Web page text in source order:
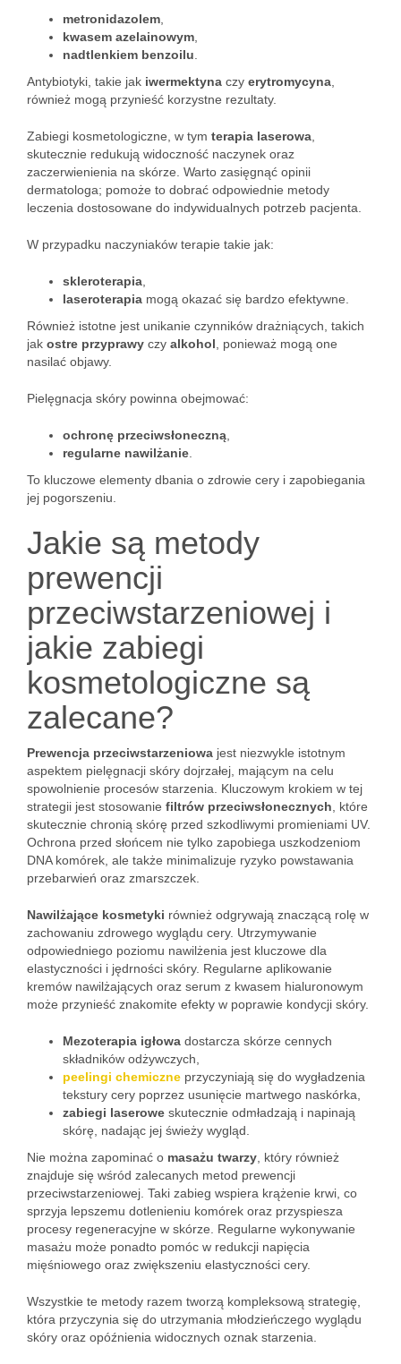
metronidazolem
kwasem azelainowym
nadtlenkiem benzoilu
Antybiotyki, takie jak iwermektyna czy erytromycyna
również mogą przynieść korzystne rezultaty.
Zabiegi kosmetologiczne, w tym terapia laserowa
skutecznie redukują widoczność naczynek oraz
zaczerwienienia na skórze. Warto zasięgnąć opinii
dermatologa; pomoże to dobrać odpowiednie metody
leczenia dostosowane do indywidualnych potrzeb pacjenta.
W przypadku naczyniaków terapie takie jak:
skleroterapia
laseroterapia mogą okazać się bardzo efektywne.
Również istotne jest unikanie czynników drażniących, takich
jak ostre przyprawy czy alkohol , ponieważ mogą one
nasilać objawy.
Pielęgnacja skóry powinna obejmować:
ochronę przeciwsłoneczną
regularne nawilżanie
To kluczowe elementy dbania o zdrowie cery i zapobiegania
jej pogorszeniu.
Jakie są metody
prewencji
przeciwstarzeniowej i
jakie zabiegi
kosmetologiczne są
zalecane?
Prewencja przeciwstarzeniowa jest niezwykle istotnym
aspektem pielęgnacji skóry dojrzałej, mającym na celu
spowolnienie procesów starzenia. Kluczowym krokiem w tej
strategii jest stosowanie filtrów przeciwsłonecznych , które
skutecznie chronią skórę przed szkodliwymi promieniami UV.
Ochrona przed słońcem nie tylko zapobiega uszkodzeniom
DNA komórek, ale także minimalizuje ryzyko powstawania
przebarwień oraz zmarszczek.
Nawilżające kosmetyki również odgrywają znaczącą rolę w
zachowaniu zdrowego wyglądu cery. Utrzymywanie
odpowiedniego poziomu nawilżenia jest kluczowe dla
elastyczności i jędrności skóry. Regularne aplikowanie
kremów nawilżających oraz serum z kwasem hialuronowym
może przynieść znakomite efekty w poprawie kondycji skóry.
Mezoterapia igłowa dostarcza skórze cennych
składników odżywczych,
peelingi chemiczne przyczyniają się do wygładzenia
tekstury cery poprzez usunięcie martwego naskórka,
zabiegi laserowe skutecznie odmładzają i napinają
skórę, nadając jej świeży wygląd.
Nie można zapominać o masażu twarzy , który również
znajduje się wśród zalecanych metod prewencji
przeciwstarzeniowej. Taki zabieg wspiera krążenie krwi, co
sprzyja lepszemu dotlenieniu komórek oraz przyspiesza
procesy regeneracyjne w skórze. Regularne wykonywanie
masażu może ponadto pomóc w redukcji napięcia
mięśniowego oraz zwiększeniu elastyczności cery.
Wszystkie te metody razem tworzą kompleksową strategię,
która przyczynia się do utrzymania młodzieńczego wyglądu
skóry oraz opóźnienia widocznych oznak starzenia.